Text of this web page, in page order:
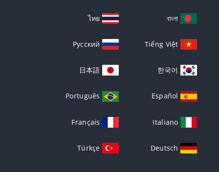
বাংলা
ไทย
Tiếng Việt
Русский
한국어
日本語
Español
Português
Italiano
Français
Deutsch
Türkçe